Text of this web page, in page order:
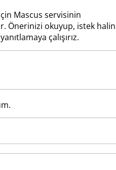
Mascus servisinin
Önerinizi okuyup, istek
çalışırız.